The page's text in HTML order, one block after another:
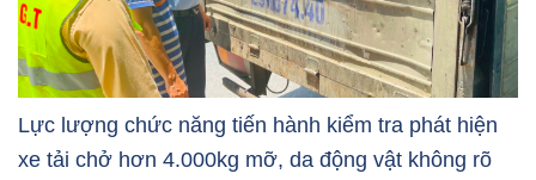
Lực lượng chức năng tiến hành kiểm tra phát hiện
xe tải chở hơn 4.000kg mỡ, da động vật không rõ